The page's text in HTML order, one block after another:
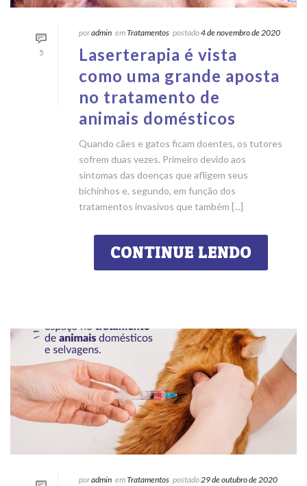
5
poradmin emTratamentos postado4 de novembro de 2020
Laserterapia é vista
como uma grande aposta
no tratamento de
animais domésticos
Quando cães e gatos ficam doentes, os tutores
sofrem duas vezes. Primeiro devido aos
sintomas das doenças que afligem seus
bichinhos e, segundo, em função dos
tratamentos invasivos que também [...]
CONTINUE LENDO
poradmin emTratamentos postado29 de outubro de 2020